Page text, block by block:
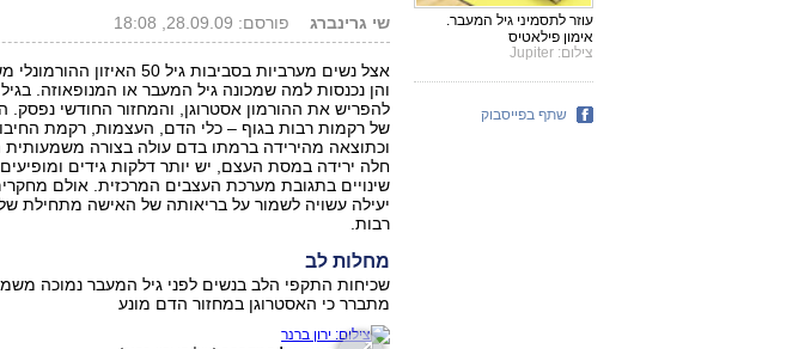
שי גרינברג פורסם: 28.09.09, 18:08
אצל נשים מערביות בסביבות גיל
והן נכנסות למה שמכונה גיל המעבר או המנופאוזה.
להפריש את ההורמון אסטרוגן, והמחזור החודשי נפסק.
של רקמות רבות בגוף – כלי הדם, העצמות, רקמת
וכתוצאה מהירידה ברמתו בדם עולה בצורה משמעותית
חלה ירידה במסת העצם, יש יותר דלקות גידים
שינויים בתגובת מערכת העצבים המרכזית. אולם
יעילה עשויה לשמור על בריאותה של האישה מתחילת
רבות.
מחלות לב
שכיחות התקפי הלב בנשים לפני גיל המעבר נמוכה
מתברר כי האסטרוגן במחזור הדם מונע
עוזר לתסמיני גיל המעבר.
אימון פילאטיס
צילום: Jupiter
שתף בפייסבוק